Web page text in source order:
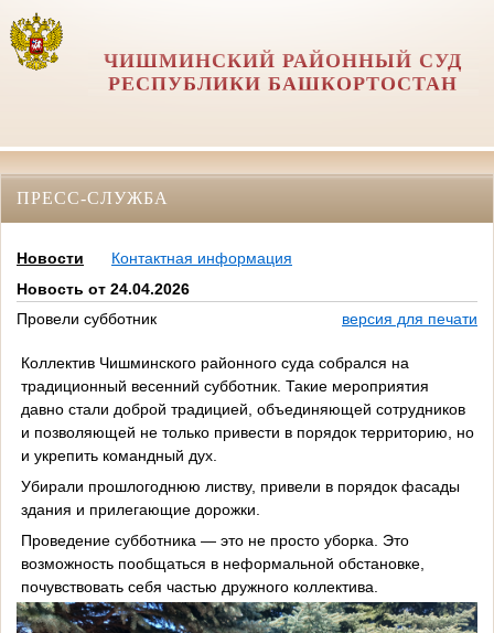
ЧИШМИНСКИЙ РАЙОННЫЙ СУД
РЕСПУБЛИКИ БАШКОРТОСТАН
ПРЕСС-СЛУЖБА
Новости
Контактная информация
Новость от 24.04.2026
Провели субботник
версия для печати
Коллектив Чишминского районного суда собрался на
традиционный весенний субботник. Такие мероприятия
давно стали доброй традицией, объединяющей сотрудников
и позволяющей не только привести в порядок территорию, но
и укрепить командный дух.
Убирали прошлогоднюю листву, привели в порядок фасады
здания и прилегающие дорожки.
Проведение субботника — это не просто уборка. Это
возможность пообщаться в неформальной обстановке,
почувствовать себя частью дружного коллектива.